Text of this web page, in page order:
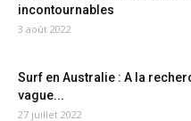
incontournables
3 août 2022
Surf en Australie : A la
vague...
27 juillet 2022